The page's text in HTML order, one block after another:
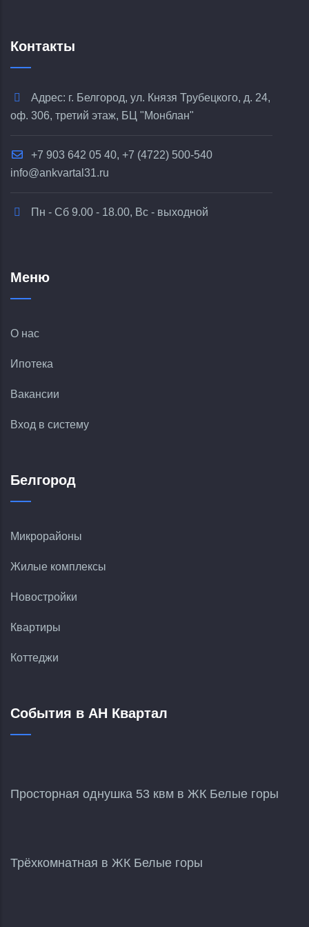
Контакты
Адрес: г. Белгород, ул. Князя Трубецкого, д. 24,
оф. 306, третий этаж, БЦ "Монблан"
+7 903 642 05 40, +7 (4722) 500-540
info@ankvartal31.ru
Пн - Сб 9.00 - 18.00, Вс - выходной
Меню
О нас
Ипотека
Вакансии
Вход в систему
Белгород
Микрорайоны
Жилые комплексы
Новостройки
Квартиры
Коттеджи
События в АН Квартал
Просторная однушка 53 квм в ЖК Белые горы
Трёхкомнатная в ЖК Белые горы